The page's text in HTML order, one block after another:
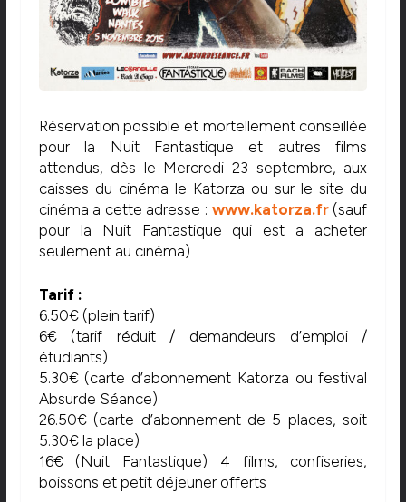
Réservation possible et mortellement conseillée
pour la Nuit Fantastique et autres films
attendus, dès le Mercredi 23 septembre, aux
caisses du cinéma le Katorza ou sur le site du
cinéma a cette adresse : www.katorza.fr (sauf
pour la Nuit Fantastique qui est a acheter
seulement au cinéma)
Tarif :
6.50€ (plein tarif)
6€ (tarif réduit / demandeurs d’emploi /
étudiants)
5.30€ (carte d’abonnement Katorza ou festival
Absurde Séance)
26.50€ (carte d’abonnement de 5 places, soit
5.30€ la place)
16€ (Nuit Fantastique) 4 films, confiseries,
boissons et petit déjeuner offerts